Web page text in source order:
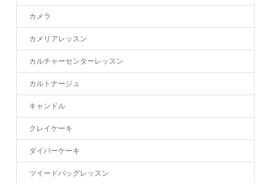
カメラ
カメリアレッスン
カルチャーセンターレッスン
カルトナージュ
キャンドル
クレイケーキ
ダイパーケーキ
ツイードバッグレッスン